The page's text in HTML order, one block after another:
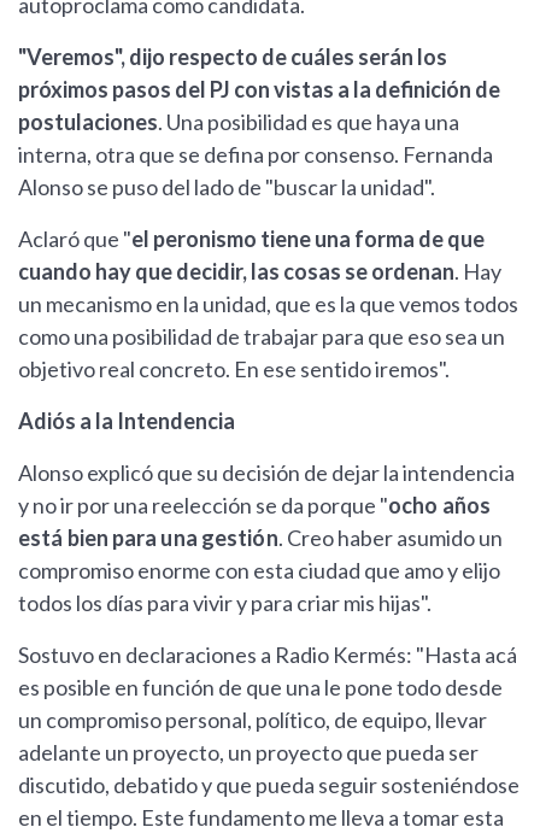
autoproclama como candidata.
"Veremos", dijo respecto de cuáles serán los
próximos pasos del PJ con vistas a la definición de
postulaciones. Una posibilidad es que haya una
interna, otra que se defina por consenso. Fernanda
Alonso se puso del lado de "buscar la unidad".
Aclaró que "el peronismo tiene una forma de que
cuando hay que decidir, las cosas se ordenan. Hay
un mecanismo en la unidad, que es la que vemos todos
como una posibilidad de trabajar para que eso sea un
objetivo real concreto. En ese sentido iremos".
Adiós a la Intendencia
Alonso explicó que su decisión de dejar la intendencia
y no ir por una reelección se da porque "ocho años
está bien para una gestión. Creo haber asumido un
compromiso enorme con esta ciudad que amo y elijo
todos los días para vivir y para criar mis hijas".
Sostuvo en declaraciones a Radio Kermés: "Hasta acá
es posible en función de que una le pone todo desde
un compromiso personal, político, de equipo, llevar
adelante un proyecto, un proyecto que pueda ser
discutido, debatido y que pueda seguir sosteniéndose
en el tiempo. Este fundamento me lleva a tomar esta